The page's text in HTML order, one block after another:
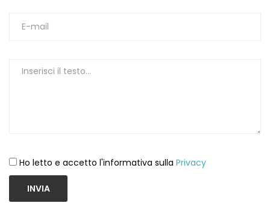
Ho letto e accetto l'informativa sulla Privacy
INVIA